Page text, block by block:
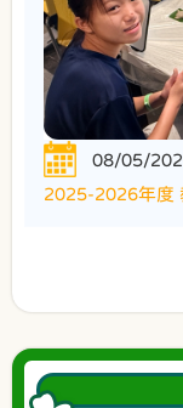
08/05/
2025-2026年度